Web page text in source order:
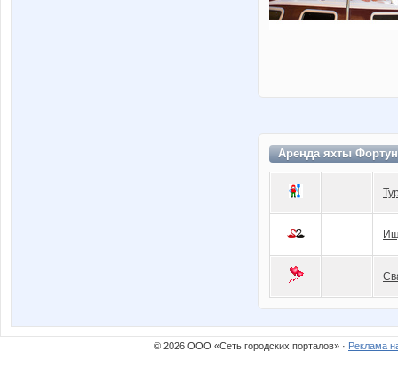
Аренда яхты
© 2026 ООО «Сеть городских порталов» · Реклама